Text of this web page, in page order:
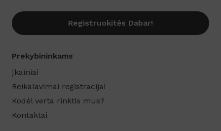
Registruokitės Dabar!
Prekybininkams
Įkainiai
Reikalavimai registracijai
Kodėl verta rinktis mus?
Kontaktai